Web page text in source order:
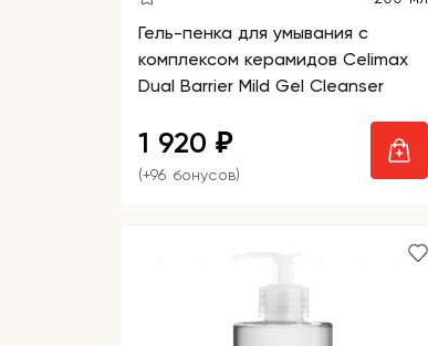
Гель-пенка для умывания с
комплексом керамидов Celimax
Dual Barrier Mild Gel Cleanser
1 920 ₽
(+96 бонусов)